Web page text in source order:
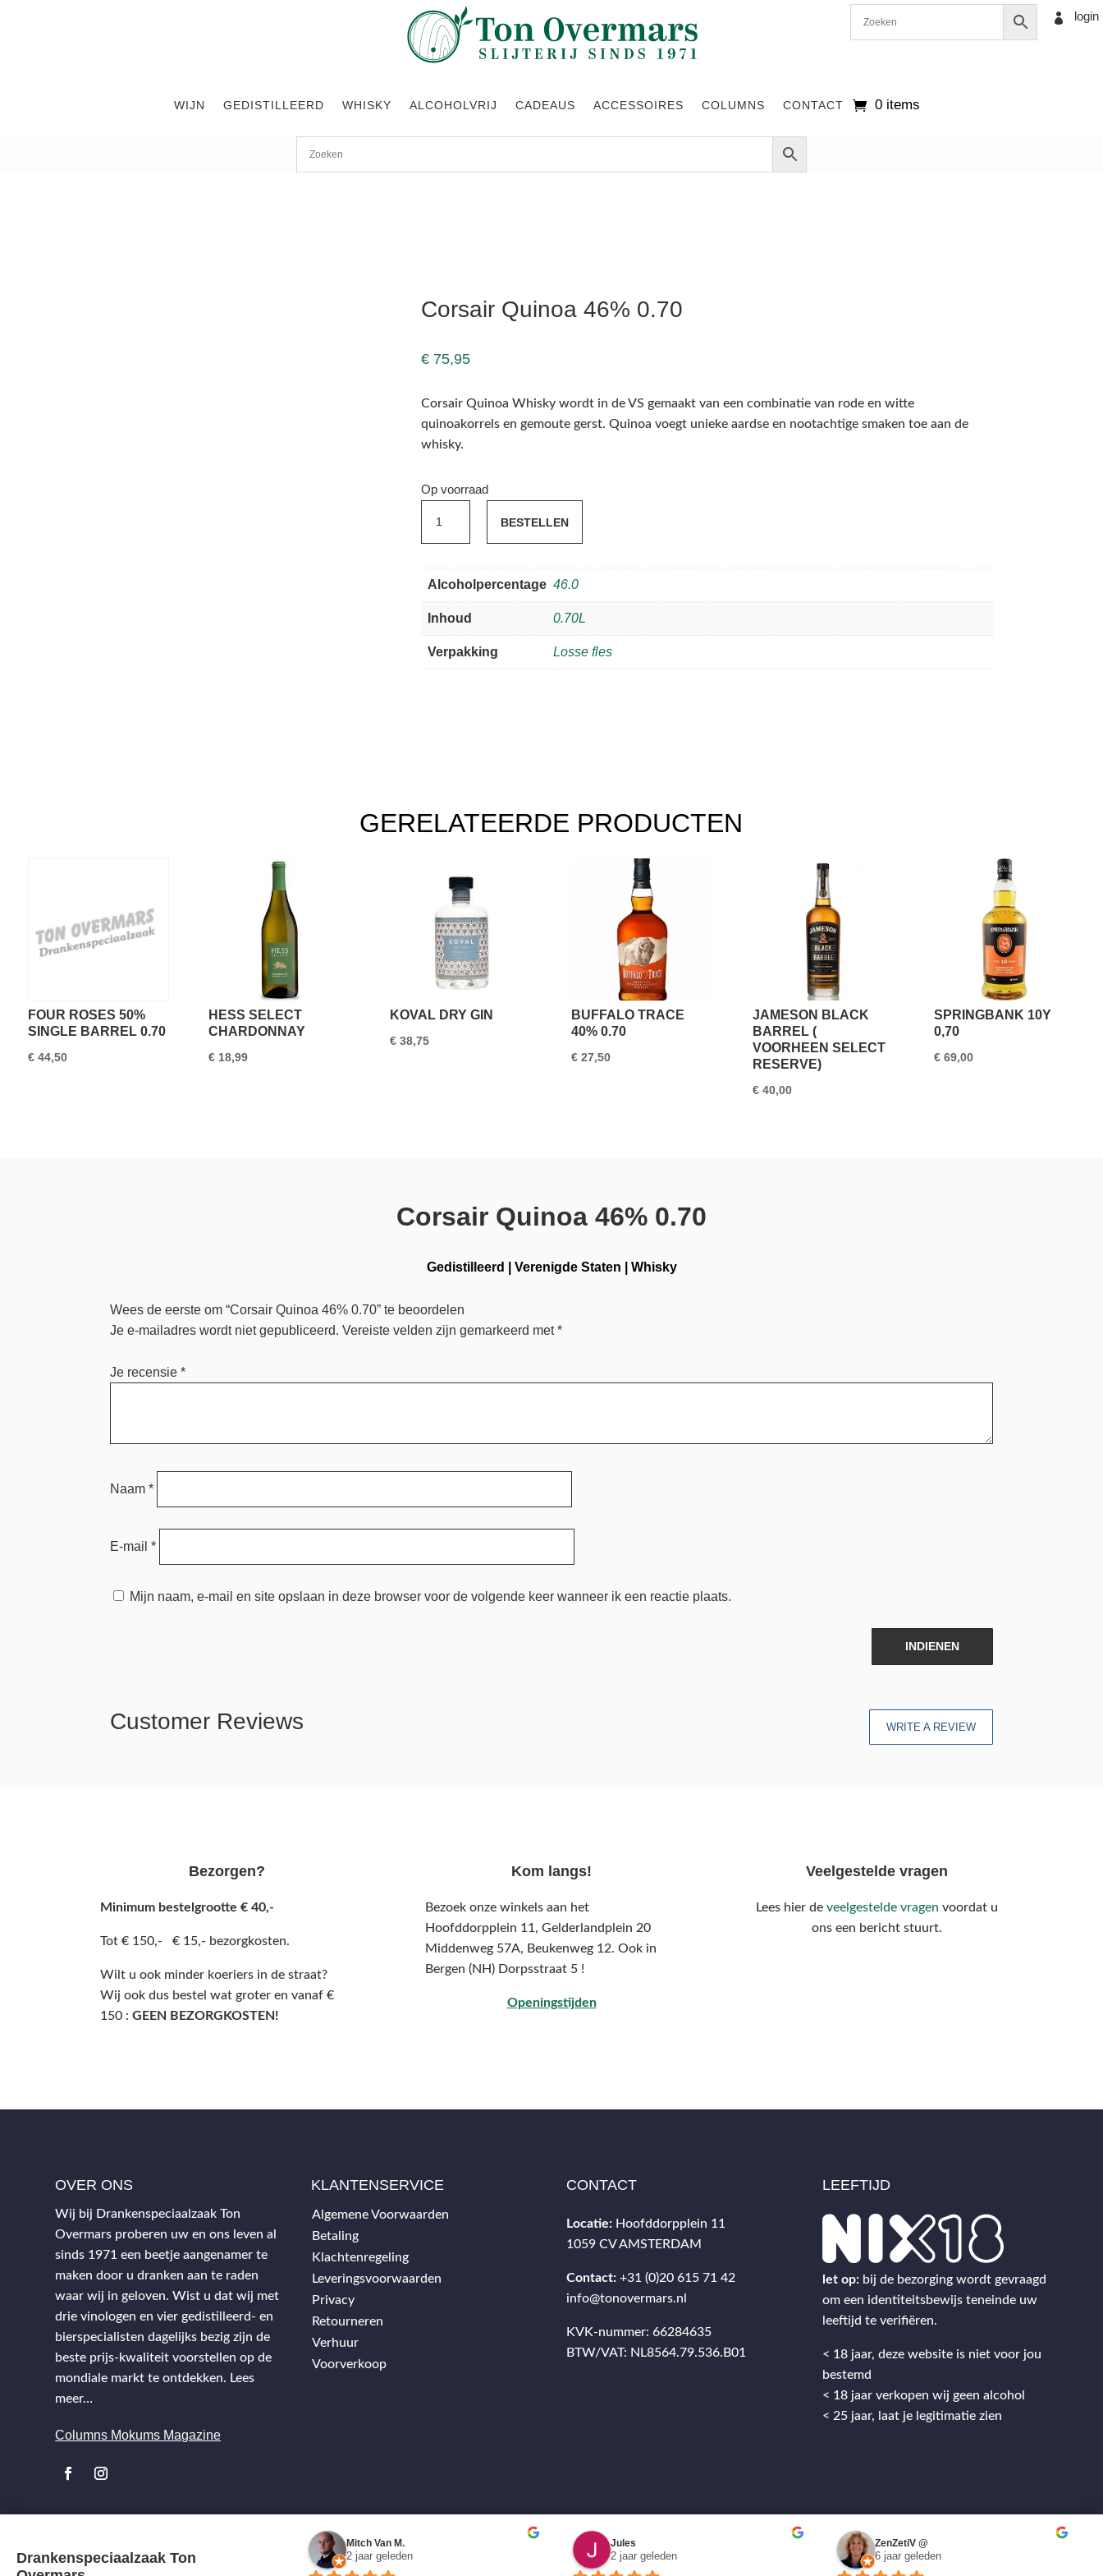
WIJN GEDISTILLEERD WHISKY ALCOHOLVRIJ CADEAUS ACCESSOIRES COLUMNS CONTACT 0 items
 login
Corsair Quinoa 46% 0.70
€75,95
Corsair Quinoa Whisky wordt in de VS gemaakt van een combinatie van rode en witte
quinoakorrels en gemoute gerst. Quinoa voegt unieke aardse en nootachtige smaken toe aan de
whisky.
Op voorraad
Quinoa
0.70
aantal
BESTELLEN
Alcoholpercentage 46.0
Inhoud 0.70L
Verpakking Losse fles
GERELATEERDE PRODUCTEN
FOUR ROSES 50%
SINGLE BARREL 0.70
€44,50
HESS SELECT
CHARDONNAY
€ 18,99
KOVAL DRY GIN
€ 38,75
BUFFALO TRACE
40% 0.70
€ 27,50
JAMESON BLACK
BARREL (
VOORHEEN SELECT
RESERVE)
€ 40,00
SPRINGBANK 10Y
0,70
€69,00
Corsair Quinoa 46% 0.70
Gedistilleerd Verenigde Staten Whisky
Wees de eerste om “Corsair Quinoa 46% 0.70” te beoordelen
Je e-mailadres wordt niet gepubliceerd. Vereiste velden zijn gemarkeerd met*
Je recensie*
Naam*
E-mail*
Mijn naam, e-mail en site opslaan in deze browser voor de volgende keer wanneer ik een reactie plaats.
INDIENEN
Customer Reviews WRITE A REVIEW
Bezorgen?
Minimum bestelgrootte € 40,-
Tot € 150,- € 15,- bezorgkosten.
Wilt u ook minder koeriers in de straat?
Wij ook dus bestel wat groter en vanaf €
150 : GEEN BEZORGKOSTEN!
Kom langs!
Bezoek onze winkels aan het
Hoofddorpplein 11, Gelderlandplein 20
Middenweg 57A, Beukenweg 12. Ook in
Bergen (NH) Dorpsstraat 5 !
Openingstijden
Veelgestelde vragen
Lees hier de veelgestelde vragen voordat u
ons een bericht stuurt.
OVER ONS
Wij bij Drankenspeciaalzaak Ton
Overmars proberen uw en ons leven al
sinds 1971 een beetje aangenamer te
maken door u dranken aan te raden
waar wij in geloven. Wist u dat wij met
drie vinologen en vier gedistilleerd- en
bierspecialisten dagelijks bezig zijn de
beste prijs-kwaliteit voorstellen op de
mondiale markt te ontdekken. Lees
meer…
Columns Mokums Magazine
KLANTENSERVICE
Algemene Voorwaarden
Betaling
Klachtenregeling
Leveringsvoorwaarden
Privacy
Retourneren
Verhuur
Voorverkoop
CONTACT
Locatie: Hoofddorpplein 11
1059 CV AMSTERDAM
Contact: +31 (0)20 615 71 42
info@tonovermars.nl
KVK-nummer: 66284635
BTW/VAT: NL8564.79.536.B01
LEEFTIJD
let op: bij de bezorging wordt gevraagd
om een identiteitsbewijs teneinde uw
leeftijd te verifiëren.
< 18 jaar, deze website is niet voor jou
bestemd
< 18 jaar verkopen wij geen alcohol
< 25 jaar, laat je legitimatie zien
Drankenspeciaalzaak Ton
Mitch Van M.
2 jaar geleden
Jules
2 jaar geleden
ZenZetiV @
6 jaar geleden